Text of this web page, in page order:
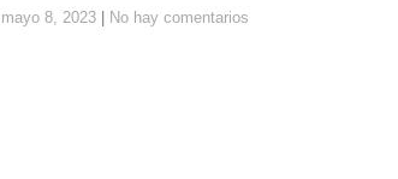
mayo 8, 2023 No hay comentarios